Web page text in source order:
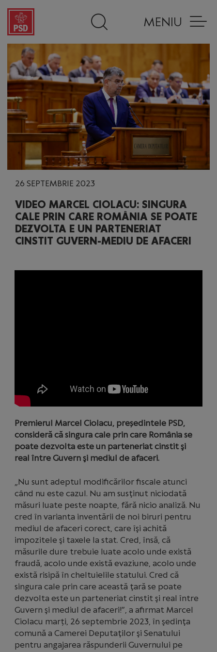
MENIU
26 SEPTEMBRIE 2023
VIDEO MARCEL CIOLACU: SINGURA
CALE PRIN CARE ROMÂNIA SE POATE
DEZVOLTA E UN PARTENERIAT
CINSTIT GUVERN-MEDIU DE AFACERI
Premierul Marcel Ciolacu, președintele PSD,
consideră că singura cale prin care România se
poate dezvolta este un parteneriat cinstit şi
real între Guvern şi mediul de afaceri.
„Nu sunt adeptul modificărilor fiscale atunci
când nu este cazul. Nu am susţinut niciodată
măsuri luate peste noapte, fără nicio analiză. Nu
cred în varianta inventării de noi biruri pentru
mediul de afaceri corect, care îşi achită
impozitele şi taxele la stat. Cred, însă, că
măsurile dure trebuie luate acolo unde există
fraudă, acolo unde există evaziune, acolo unde
există risipă în cheltuielile statului. Cred că
singura cale prin care această ţară se poate
dezvolta este un parteneriat cinstit şi real între
Guvern şi mediul de afaceri!”, a afirmat Marcel
Ciolacu marți, 26 septembrie 2023, în şedinţa
comună a Camerei Deputaţilor şi Senatului
pentru angajarea răspunderii Guvernului pe